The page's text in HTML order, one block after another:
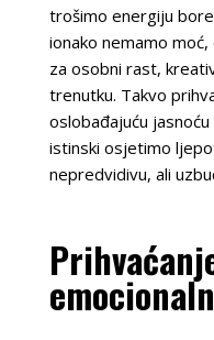
trošimo energiju
ionako nemamo
za osobni rast,
trenutku. Takvo
oslobađajuću
istinski osjetimo
nepredvidivu, ali